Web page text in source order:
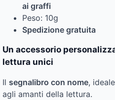
ai graffi
Peso: 10g
Spedizione gratuita
Un accessorio
lettura unici
Il segnalibro con nome,
agli amanti della lettura.